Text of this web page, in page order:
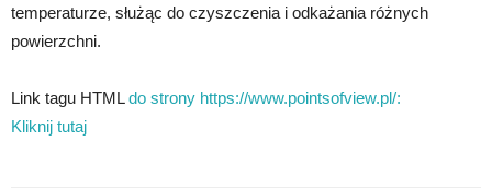
temperaturze, służąc do czyszczenia i odkażania różnych
powierzchni.
Link tagu HTMLdo strony https://www.pointsofview.pl/:
Kliknij tutaj